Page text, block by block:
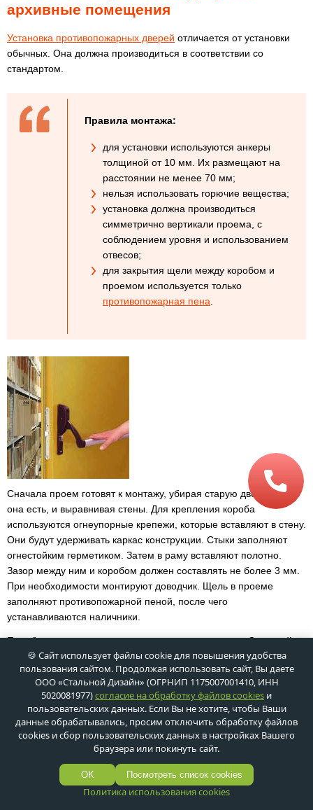
архивные помещения
Установка противопожарных дверей отличается от установки
обычных. Она должна производиться в соответствии со
стандартом.
Правила монтажа:
для установки используются анкеры
толщиной от 10 мм. Их размещают на
расстоянии не менее 70 мм;
нельзя использовать горючие вещества;
установка должна производиться
симметрично вертикали проема, с
соблюдением уровня и использованием
отвесов;
для закрытия щели между коробом и
проемом используется только
противопожарная пена
Сначала проем готовят к монтажу, убирая старую дверь, если
она есть, и выравнивая стены. Для крепления короба
используются огнеупорные крепежи, которые вставляют в стену.
Они будут удерживать каркас конструкции. Стыки заполняют
огнестойким герметиком. Затем в раму вставляют полотно.
Зазор между ним и коробом должен составлять не более 3 мм.
При необходимости монтируют доводчик. Щель в проеме
заполняют противопожарной пеной, после чего
устанавливаются наличники.
Приобрести двери для архивов можно в компании «Стальной
Дизайн». Стоимость противопожарных дверей начинается от
7 800 руб.
СЕРТИФИЦИРОВАННАЯ
ПРОДУКЦИЯ
согласно государственным стандартам РФ
🍪 Сайт использует файлы cookie для повышения удобства
пользования сайтом. Продолжая использовать сайт, Вы даете
ООО «Стальной Дизайн» (ОГРНИП 1175007001410, ИНН
5020081977)согласие на обработку файлов cookies и
пользовательских данных. Если Вы не хотите, чтобы Ваши
данные обрабатывались, просим отключить обработку файлов
cookies и сбор пользовательских данных в настройках Вашего
браузера или покинуть сайт.
OK Посмотреть список cookies
Политика использования cookies